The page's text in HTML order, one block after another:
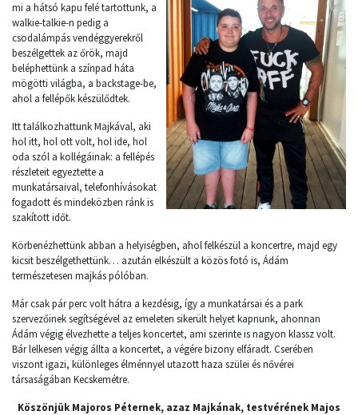
mi a hátsó kapu felé tartottunk, a
walkie-talkie-n pedig a
csodalámpás vendéggyerekről
beszélgettek az őrök, majd
beléphettünk a színpad háta
mögötti világba, a backstage-be,
ahol a fellépők készülődtek.
Itt találkozhattunk Majkával, aki
hol itt, hol ott volt, hol ide, hol
oda szól a kollégáinak: a fellépés
részleteit egyeztette a
munkatársaival, telefonhívásokat
fogadott és mindeközben ránk is
szakított időt.
Körbenézhettünk abban a helyiségben, ahol felkészül a koncertre, majd egy
kicsit beszélgethettünk… azután elkészült a közös fotó is, Ádám
természetesen majkás pólóban.
Már csak pár perc volt hátra a kezdésig, így a munkatársai és a park
szervezőinek segítségével az emeleten sikerült helyet kapnunk, ahonnan
Ádám végig élvezhette a teljes koncertet, ami szerinte is nagyon klassz volt.
Bár lelkesen végig állta a koncertet, a végére bizony elfáradt. Cserében
viszont igazi, különleges élménnyel utazott haza szülei és nővérei
társaságában Kecskemétre.
Köszönjük Majoros Péternek, azaz Majkának, testvérének Majos